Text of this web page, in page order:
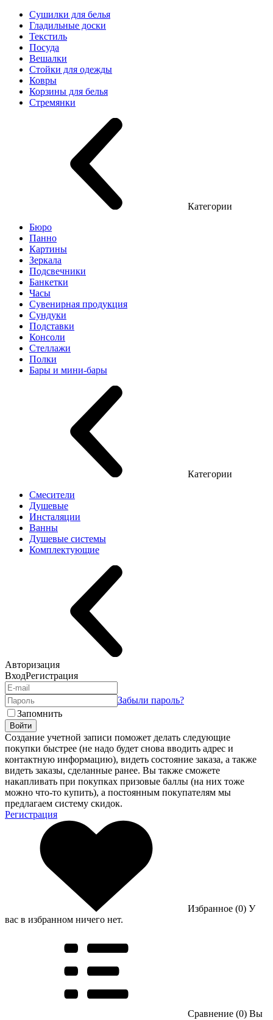
Сушилки для белья
Гладильные доски
Текстиль
Посуда
Вешалки
Стойки для одежды
Ковры
Корзины для белья
Стремянки
Категории
Бюро
Панно
Картины
Зеркала
Подсвечники
Банкетки
Часы
Сувенирная продукция
Сундуки
Подставки
Консоли
Стеллажи
Полки
Бары и мини-бары
Категории
Смесители
Душевые
Инсталяции
Ванны
Душевые системы
Комплектующие
Авторизация
ВходРегистрация
Забыли пароль?
Запомнить
Войти
Создание учетной записи поможет делать следующие
покупки быстрее (не надо будет снова вводить адрес и
контактную информацию), видеть состояние заказа, а также
видеть заказы, сделанные ранее. Вы также сможете
накапливать при покупках призовые баллы (на них тоже
можно что-то купить), а постоянным покупателям мы
предлагаем систему скидок.
Регистрация
Избранное (0) У
вас в избранном ничего нет.
Сравнение (0) Вы